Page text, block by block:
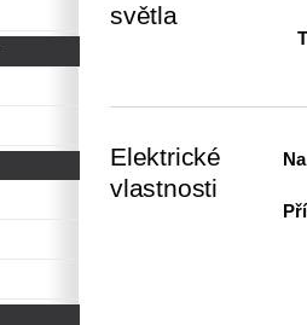
světla
Elektrické
vlastnosti